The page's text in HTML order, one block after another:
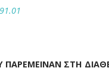
ΠΑΡΕΜΕΙΝΑΝ ΣΤΗ